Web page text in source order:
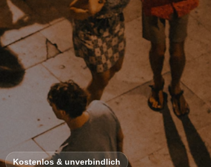
Kostenlos & unverbindlich